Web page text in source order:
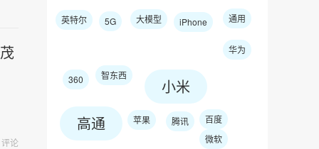
英特尔 5G 大模型 iPhone 通用
华为
360 智东西
小米
高通
苹果 腾讯
百度
微软
评论